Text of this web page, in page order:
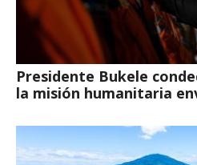
Presidente Bukele
la misión humanitaria